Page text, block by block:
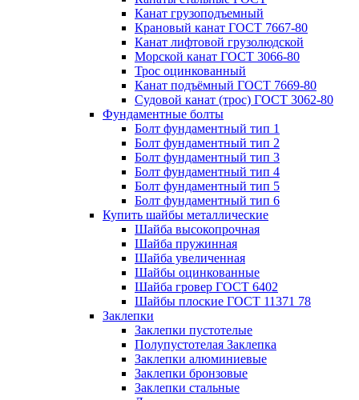
Канат грузоподъемный
Крановый канат ГОСТ 7667-80
Канат лифтовой грузолюдской
Морской канат ГОСТ 3066-80
Трос оцинкованный
Канат подъёмный ГОСТ 7669-80
Судовой канат (трос) ГОСТ 3062-80
Фундаментные болты
Болт фундаментный тип 1
Болт фундаментный тип 2
Болт фундаментный тип 3
Болт фундаментный тип 4
Болт фундаментный тип 5
Болт фундаментный тип 6
Купить шайбы металлические
Шайба высокопрочная
Шайба пружинная
Шайба увеличенная
Шайбы оцинкованные
Шайба гровер ГОСТ 6402
Шайбы плоские ГОСТ 11371 78
Заклепки
Заклепки пустотелые
Полупустотелая Заклепка
Заклепки алюминиевые
Заклепки бронзовые
Заклепки стальные